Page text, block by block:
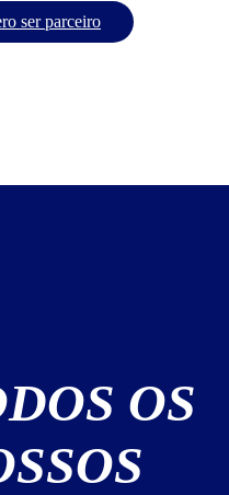
ser parceiro
OS